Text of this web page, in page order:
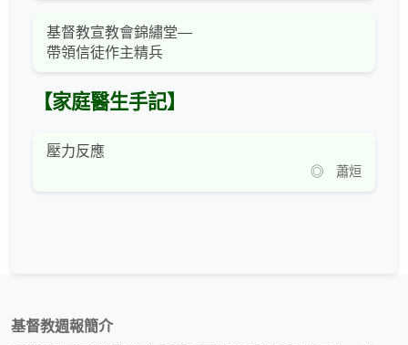
基督教宣教會錦繡堂—
帶領信徒作主精兵
【家庭醫生手記】
壓力反應
◎ 蕭烜
基督教週報簡介